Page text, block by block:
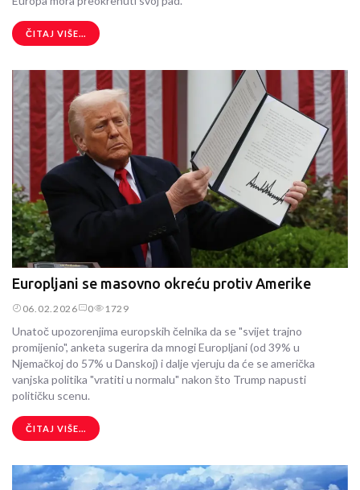
ČITAJ VIŠE...
Europljani se masovno okreću protiv Amerike
06.02.2026 0 1729
Unatoč upozorenjima europskih čelnika da se "svijet trajno
promijenio", anketa sugerira da mnogi Europljani (od 39% u
Njemačkoj do 57% u Danskoj) i dalje vjeruju da će se američka
vanjska politika "vratiti u normalu" nakon što Trump napusti
političku scenu.
ČITAJ VIŠE...